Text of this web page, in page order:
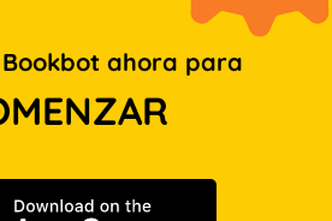
ahora para